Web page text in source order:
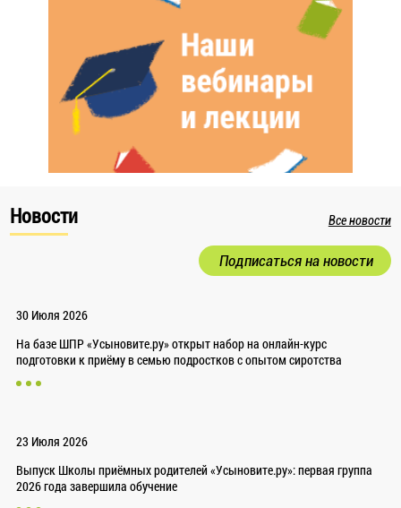
Новости Все новости
Подписаться на новости
30 Июля 2026
На базе ШПР «Усыновите.ру» открыт набор на онлайн-курс
подготовки к приёму в семью подростков с опытом сиротства
23 Июля 2026
Выпуск Школы приёмных родителей «Усыновите.ру»: первая группа
2026 года завершила обучение